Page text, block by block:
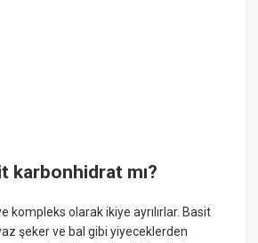
karbonhidrat mı?
kompleks olarak ikiye ayrılırlar. Basit
şeker ve bal gibi yiyeceklerden